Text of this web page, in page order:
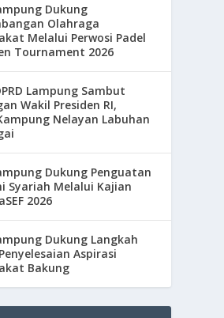
Dukung
Olahraga
Melalui Perwosi Padel
Tournament 2026
Lampung Sambut
Wakil Presiden RI,
Nelayan Labuhan
Dukung Penguatan
Syariah Melalui Kajian
2026
Dukung Langkah
Aspirasi
Bakung